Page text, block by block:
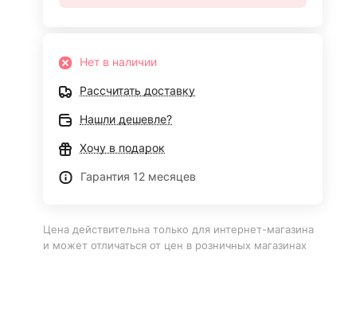
Нет в наличии
Рассчитать доставку
Нашли дешевле?
Хочу в подарок
Гарантия 12 месяцев
Цена действительна только для интернет-магазина
и может отличаться от цен в розничных магазинах